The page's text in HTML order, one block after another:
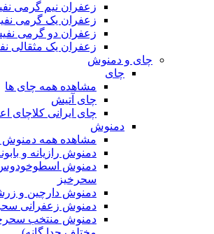
زعفران نیم گرمی
زعفران یک گرمی
زعفران دو گرمی
زعفران یک مثقالی
چای و دمنوش
چای
مشاهده همه چای ها
چای آتیش
چای ایرانی کلاچای
دمنوش
مشاهده همه دمنوش
دمنوش رازیانه و
دمنوش
سحرخیز
دمنوش دارچین و
دمنوش زعفرانی
دمنوش منتخب